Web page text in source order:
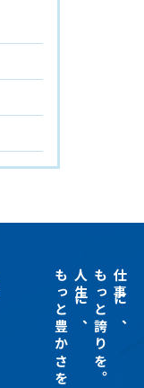
仕事に、
もっと誇りを。
人生に、
もっと豊かさを